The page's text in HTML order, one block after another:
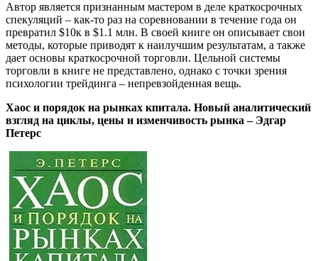
Автор является признанным мастером в деле краткосрочных
спекуляций – как-то раз на соревновании в течение года он
превратил $10к в $1.1 млн. В своей книге он описывает свои
методы, которые приводят к наилучшим результатам, а также
дает основы краткосрочной торговли. Цельной системы
торговли в книге не представлено, однако с точки зрения
психологии трейдинга – непревзойденная вещь.
Хаос и порядок на рынках кпитала. Новый аналитический
взгляд на циклы, цены и изменчивость рынка – Эдгар
Петерс